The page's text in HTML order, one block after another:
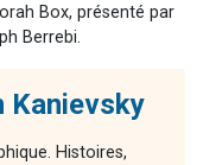
Box, présenté par
Berrebi.
Kanievsky
Histoires,